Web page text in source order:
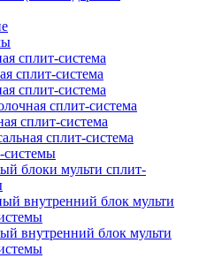
сплит-система
сплит-система
сплит-система
сплит-система
сплит-система
сплит-система
системы
блоки мульти сплит-
внутренний блок мульти
внутренний блок мульти